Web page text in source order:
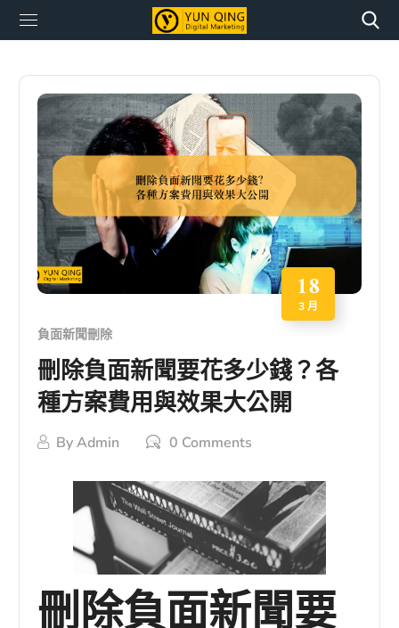
18
3 月
負面新聞刪除
刪除負面新聞要花多少錢？各
種方案費用與效果大公開
ByAdmin 0 Comments